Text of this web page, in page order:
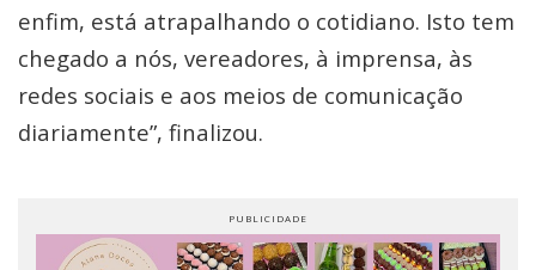
enfim, está atrapalhando o cotidiano. Isto tem
chegado a nós, vereadores, à imprensa, às
redes sociais e aos meios de comunicação
diariamente”, finalizou.